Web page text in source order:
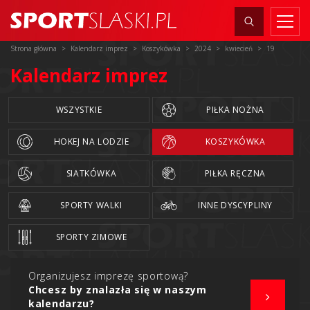
Strona główna Kalendarz imprez Koszykówka 2024 kwiecień 19
Kalendarz imprez
WSZYSTKIE PIŁKA NOŻNA
HOKEJ NA LODZIE KOSZYKÓWKA
SIATKÓWKA PIŁKA RĘCZNA
SPORTY WALKI INNE DYSCYPLINY
SPORTY ZIMOWE
Organizujesz imprezę sportową?
Chcesz by znalazła się w naszym
kalendarzu?